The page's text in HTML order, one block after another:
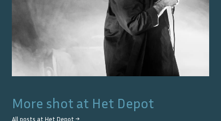
More shot at Het Depot
All posts at Het Depot →